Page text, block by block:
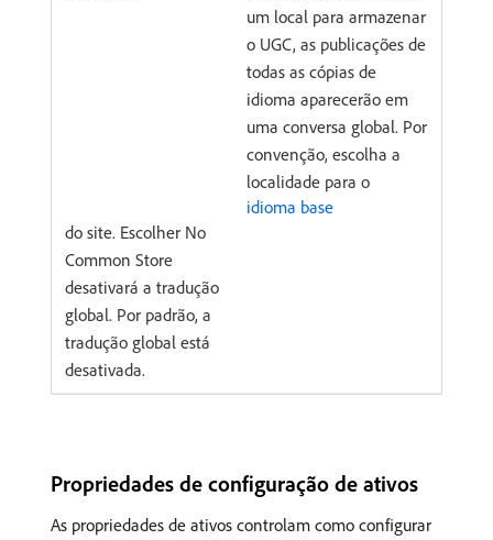
um local para armazenar
o UGC, as publicações de
todas as cópias de
idioma aparecerão em
uma conversa global. Por
convenção, escolha a
localidade para o
idioma base
do site. Escolher No
Common Store
desativará a tradução
global. Por padrão, a
tradução global está
desativada.
Propriedades de configuração de ativos
As propriedades de ativos controlam como configurar